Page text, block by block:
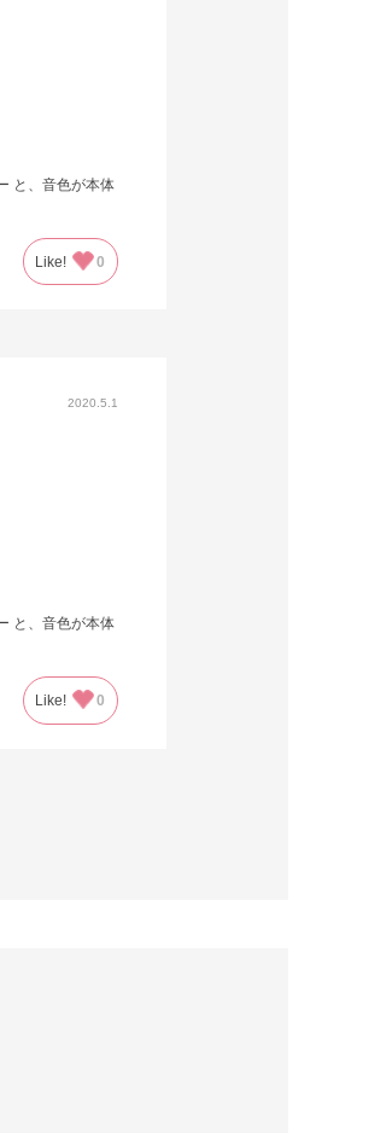
と、音色が本体
Like! 0
2020.5.1
と、音色が本体
Like! 0